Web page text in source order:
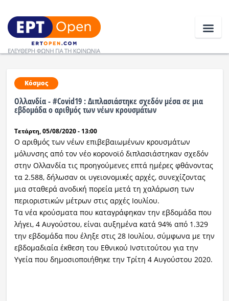
Ειδήσεις
Ελλάδα
Κοινωνία
Πολιτική
Οικονομία
Αθλητικά
Κόσμος
Ραδιόφωνο LIVE
Κόσμος
Ολλανδία - #Covid19 : Διπλασιάστηκε σχεδόν μέσα σε μια
εβδομάδα ο αριθμός των νέων κρουσμάτων
Τετάρτη, 05/08/2020 - 13:00
Ο αριθμός των νέων επιβεβαιωμένων κρουσμάτων
μόλυνσης από τον νέο κορονοϊό διπλασιάστηκαν σχεδόν
στην Ολλανδία τις προηγούμενες επτά ημέρες φθάνοντας
τα 2.588, δήλωσαν οι υγειονομικές αρχές, συνεχίζοντας
μια σταθερά ανοδική πορεία μετά τη χαλάρωση των
περιοριστικών μέτρων στις αρχές Ιουλίου.
Τα νέα κρούσματα που καταγράφηκαν την εβδομάδα που
λήγει, 4 Αυγούστου, είναι αυξημένα κατά 94% από 1.329
την εβδομάδα που έληξε στις 28 Ιουλίου, σύμφωνα με την
εβδομαδιαία έκθεση του Εθνικού Ινστιτούτου για την
Υγεία που δημοσιοποιήθηκε την Τρίτη 4 Αυγούστου 2020.